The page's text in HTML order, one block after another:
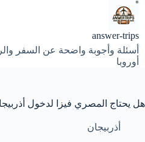
التجاوز
إلى
answer-trips
أسئلة وأجوبة واضحة عن السفر
أوروبا
هل يحتاج المصري فيزا لدخول
أذربيجان